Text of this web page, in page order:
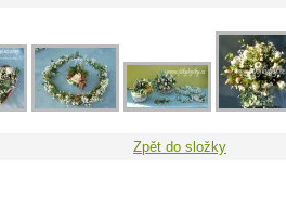
Zpět do složky